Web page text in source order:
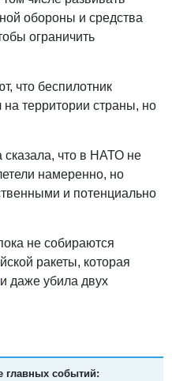
обороны и средства
ограничить
что беспилотник
на территории страны, но
что в НАТО не
намеренно, но
и потенциально
не собираются
ракеты, которая
и даже убила двух
главных событий: